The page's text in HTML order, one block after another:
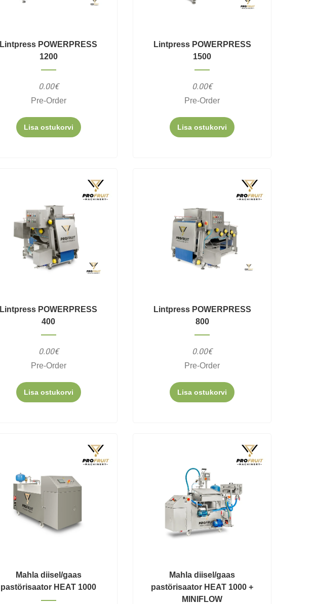
Lintpress POWERPRESS
1200
0.00€
Pre-Order
Lisa ostukorvi
Lintpress POWERPRESS
1500
0.00€
Pre-Order
Lisa ostukorvi
Lintpress POWERPRESS
400
0.00€
Pre-Order
Lisa ostukorvi
Lintpress POWERPRESS
800
0.00€
Pre-Order
Lisa ostukorvi
Mahla diisel/gaas
pastörisaator HEAT 1000
Mahla diisel/gaas
pastörisaator HEAT 1000 +
MINIFLOW